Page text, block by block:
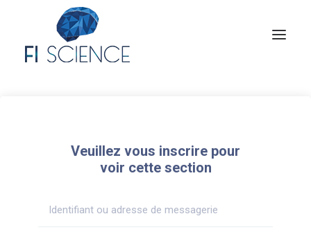
Veuillez vous inscrire pour
voir cette section